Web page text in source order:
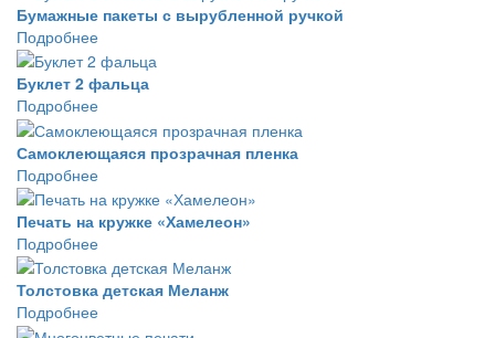
Бумажные пакеты с вырубленной ручкой
Подробнее
Буклет 2 фальца
Подробнее
Самоклеющаяся прозрачная пленка
Подробнее
Печать на кружке «Хамелеон»
Подробнее
Толстовка детская Меланж
Подробнее